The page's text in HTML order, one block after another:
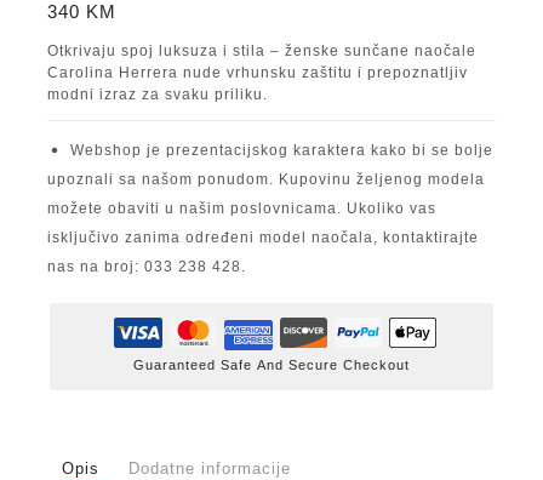
340 KM
Otkrivaju spoj luksuza i stila – ženske sunčane naočale
Carolina Herrera nude vrhunsku zaštitu i prepoznatljiv
modni izraz za svaku priliku.
Webshop je prezentacijskog karaktera kako bi se bolje
upoznali sa našom ponudom. Kupovinu željenog modela
možete obaviti u našim poslovnicama. Ukoliko vas
isključivo zanima određeni model naočala, kontaktirajte
nas na broj: 033 238 428.
Guaranteed Safe And Secure Checkout
Opis Dodatne informacije